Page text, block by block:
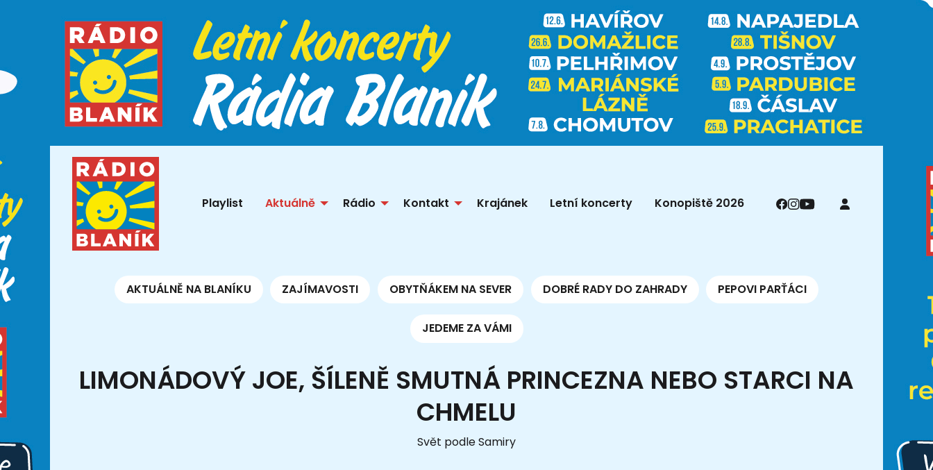
Playlist Aktuálně Rádio Kontakt Krajánek Letní koncerty Konopiště 2026
AKTUÁLNĚ NA BLANÍKU ZAJÍMAVOSTI OBYTŇÁKEM NA SEVER DOBRÉ RADY DO ZAHRADY PEPOVI PARŤÁCI
JEDEME ZA VÁMI
LIMONÁDOVÝ JOE, ŠÍLENĚ SMUTNÁ PRINCEZNA NEBO STARCI NA
CHMELU
Svět podle Samiry